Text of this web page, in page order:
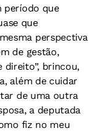
período que
que
perspectiva
de gestão,
brincou,
além de cuidar
de uma outra
a deputada
fiz no meu